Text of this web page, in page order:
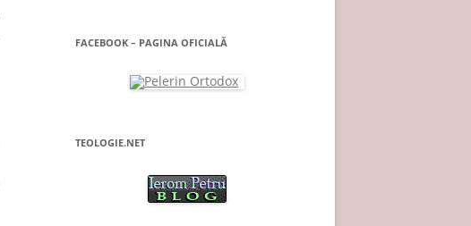
FACEBOOK – PAGINA OFICIALĂ
TEOLOGIE.NET